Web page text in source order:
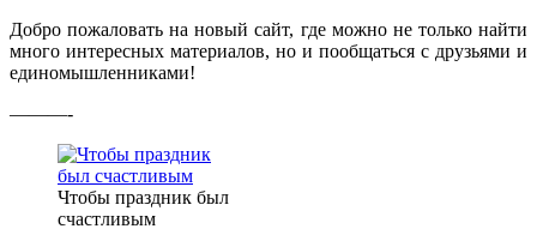
Добро пожаловать на новый сайт, где можно не только найти
много интересных материалов, но и пообщаться с друзьями и
единомышленниками!
———-
Чтобы праздник был
счастливым